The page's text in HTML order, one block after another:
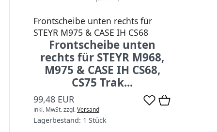
Frontscheibe unten rechts für
STEYR M975 & CASE IH CS68
Frontscheibe unten
rechts für STEYR M968,
M975 & CASE IH CS68,
CS75 Trak...
99,48 EUR
inkl. MwSt.zzgl.Versand
Lagerbestand: 1 Stück